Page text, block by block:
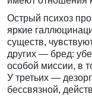
Острый психоз
яркие
существ,
других — бред:
особой миссии, в
У третьих —
бессвязной,